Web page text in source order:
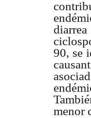
90, se
menor